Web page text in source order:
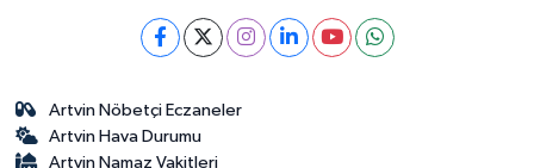
Artvin Nöbetçi Eczaneler
Artvin Hava Durumu
Artvin Namaz Vakitleri